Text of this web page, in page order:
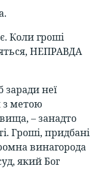
Коли гроші
НЕПРАВДА
заради неї
з метою
– занадто
Гроші, придбані
винагорода
який Бог